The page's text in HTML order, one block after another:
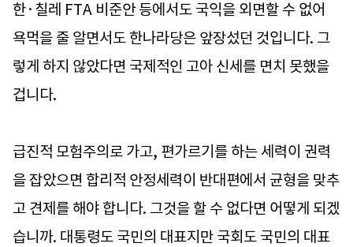
한·칠레 FTA 비준안 등에서도 국익을 외면할 수 없어
욕먹을 줄 알면서도 한나라당은 앞장섰던 것입니다. 그
렇게 하지 않았다면 국제적인 고아 신세를 면치 못했을
겁니다.
급진적 모험주의로 가고, 편가르기를 하는 세력이 권력
을 잡았으면 합리적 안정세력이 반대편에서 균형을 맞추
고 견제를 해야 합니다. 그것을 할 수 없다면 어떻게 되겠
습니까. 대통령도 국민의 대표지만 국회도 국민의 대표